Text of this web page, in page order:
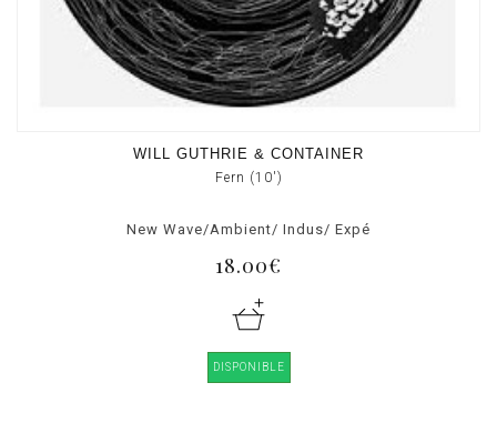
WILL GUTHRIE & CONTAINER
Fern (10')
New Wave/Ambient/ Indus/ Expé
18.00€
DISPONIBLE